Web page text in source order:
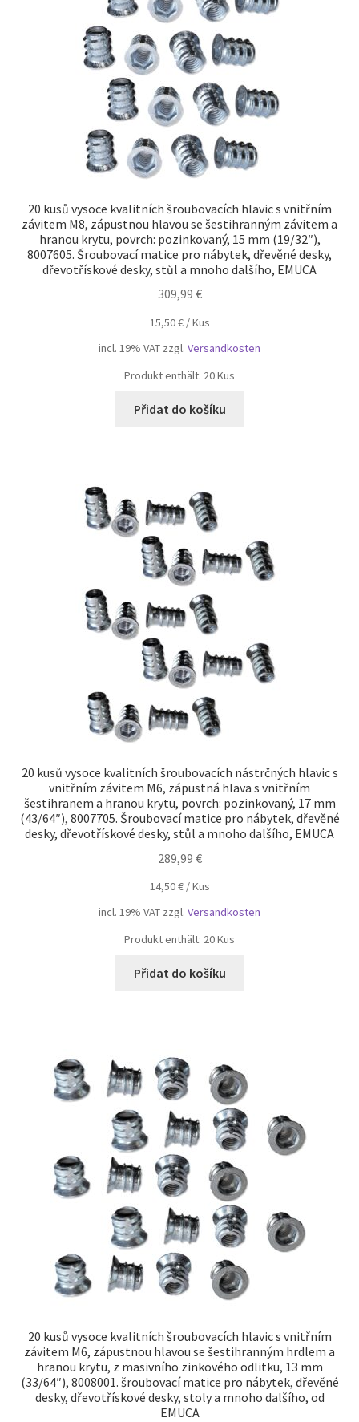
20 kusů vysoce kvalitních šroubovacích hlavic s vnitřním
závitem M8, zápustnou hlavou se šestihranným závitem a
hranou krytu, povrch: pozinkovaný, 15 mm (19/32″),
8007605. Šroubovací matice pro nábytek, dřevěné desky,
dřevotřískové desky, stůl a mnoho dalšího, EMUCA
309,99 €
15,50€/Kus
incl. 19% VAT zzgl. Versandkosten
Produkt enthält: 20Kus
Přidat do košíku
20 kusů vysoce kvalitních šroubovacích nástrčných hlavic s
vnitřním závitem M6, zápustná hlava s vnitřním
šestihranem a hranou krytu, povrch: pozinkovaný, 17 mm
(43/64″), 8007705. Šroubovací matice pro nábytek, dřevěné
desky, dřevotřískové desky, stůl a mnoho dalšího, EMUCA
289,99 €
14,50€/Kus
incl. 19% VAT zzgl. Versandkosten
Produkt enthält: 20Kus
Přidat do košíku
20 kusů vysoce kvalitních šroubovacích hlavic s vnitřním
závitem M6, zápustnou hlavou se šestihranným hrdlem a
hranou krytu, z masivního zinkového odlitku, 13 mm
(33/64″), 8008001. šroubovací matice pro nábytek, dřevěné
desky, dřevotřískové desky, stoly a mnoho dalšího, od
EMUCA